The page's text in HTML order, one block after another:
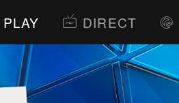
PLAY DIRECT